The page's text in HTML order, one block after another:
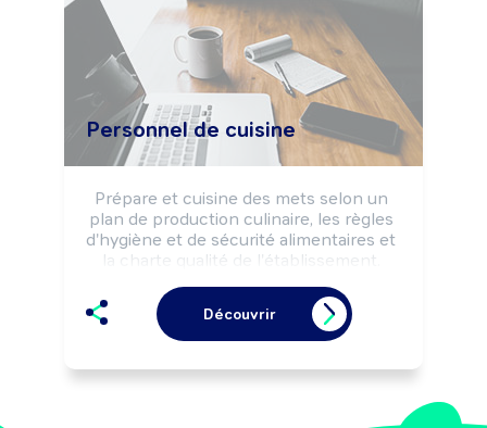
Personnel de cuisine
Prépare et cuisine des mets selon un
plan de production culinaire, les règles
d'hygiène et de sécurité alimentaires et
la charte qualité de l'établissement.
particulier (desserts, poissons, viandes,
...). Peut élaborer des plats, des menus.
Découvrir